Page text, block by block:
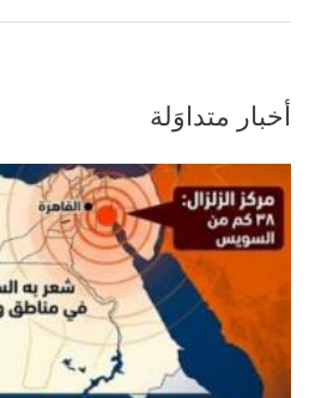
أخبار متداوَلة